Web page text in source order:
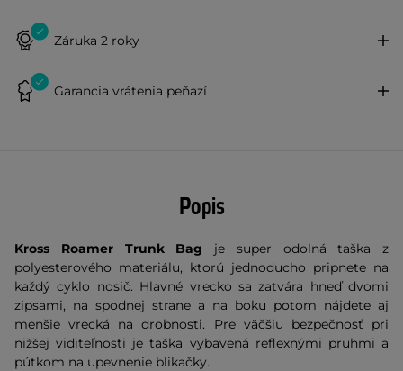
Záruka 2 roky
Garancia vrátenia peňazí
Popis
Kross Roamer Trunk Bag je super odolná taška z
polyesterového materiálu, ktorú jednoducho pripnete na
každý cyklo nosič. Hlavné vrecko sa zatvára hneď dvomi
zipsami, na spodnej strane a na boku potom nájdete aj
menšie vrecká na drobnosti. Pre väčšiu bezpečnosť pri
nižšej viditeľnosti je taška vybavená reflexnými pruhmi a
pútkom na upevnenie blikačky.